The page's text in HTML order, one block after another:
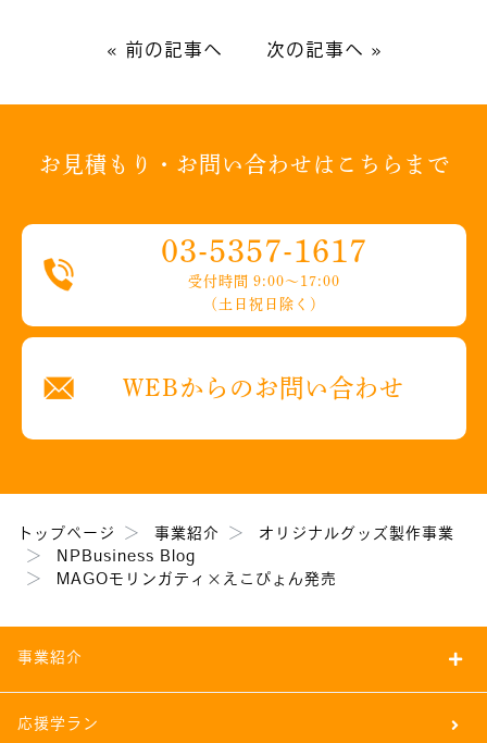
« 前の記事へ 次の記事へ »
お見積もり・お問い合わせはこちらまで
03-5357-1617
受付時間 9:00〜17:00
（土日祝日除く）
WEBからのお問い合わせ
トップページ 事業紹介
オリジナルグッズ製作事業
NPBusiness Blog
MAGOモリンガティ×えこぴょん発売
事業紹介
応援学ラン